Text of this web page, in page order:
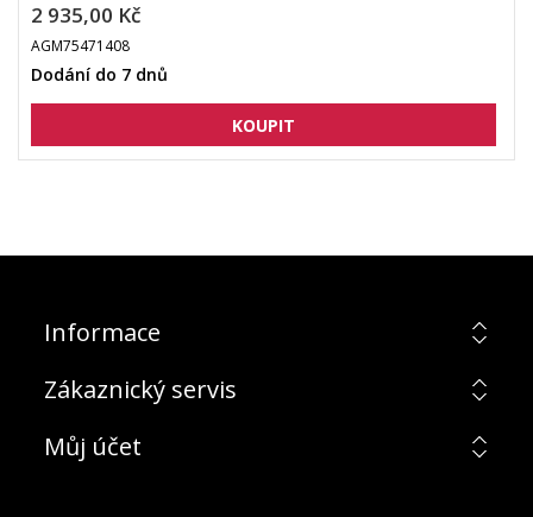
2 935,00 Kč
AGM75471408
Dodání do 7 dnů
Informace
Zákaznický servis
Můj účet